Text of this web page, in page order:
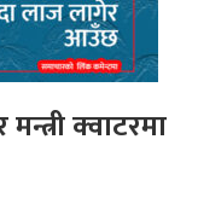
मन्त्री क्वाटरमा